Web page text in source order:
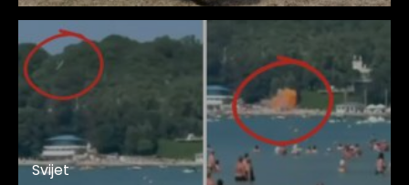
Svijet